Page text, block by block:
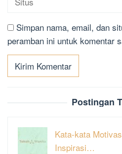
Simpan nama, email, dan
peramban ini untuk komentar
Postingan
Kata-kata
Inspirasi…